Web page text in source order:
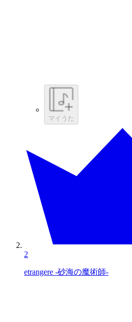
マイうた
2
etrangere -砂海の魔術師-